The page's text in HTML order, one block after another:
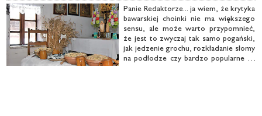
Pa­nie Re­dak­to­rze... ja wiem, że kry­ty­ka
ba­war­skiej cho­in­ki nie ma więk­sze­go
sen­su, ale mo­że war­to przy­po­mnieć,
że jest to zwy­czaj tak sa­mo po­gań­ski,
jak je­dze­nie gro­chu, roz­kła­da­nie sło­my
na pod­ło­dze czy bar­dzo po­pu­lar­ne na